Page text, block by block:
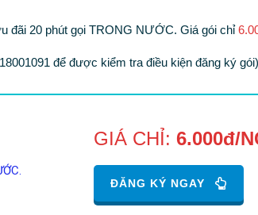
đãi 20 phút gọi TRONG NƯỚC. Giá gói chỉ
để được kiểm tra điều kiện đăng ký gói)
GIÁ CHỈ: 6.000đ/
ĐĂNG KÝ NGAY